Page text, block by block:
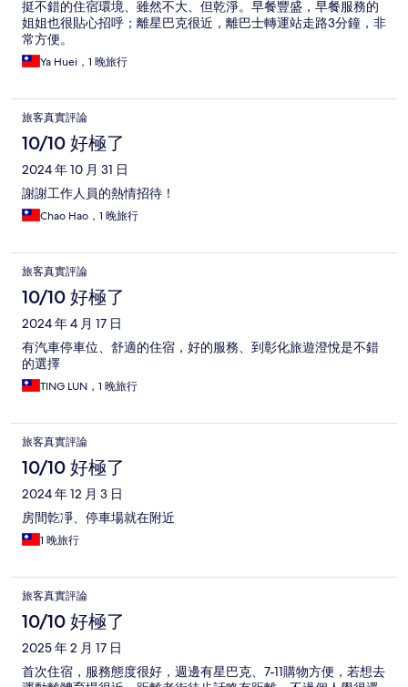
挺不錯的住宿環境、雖然不大、但乾淨。早餐豐盛，早餐服務的
姐姐也很貼心招呼；離星巴克很近，離巴士轉運站走路3分鐘，非
常方便。
Ya Huei，1 晚旅行
旅客真實評論
10/10 好極了
2024 年 10 月 31 日
謝謝工作人員的熱情招待！
Chao Hao，1 晚旅行
旅客真實評論
10/10 好極了
2024 年 4 月 17 日
有汽車停車位、舒適的住宿，好的服務、到彰化旅遊澄悅是不錯
的選擇
TING LUN，1 晚旅行
旅客真實評論
10/10 好極了
2024 年 12 月 3 日
房間亁凈、停車場就在附近
1 晚旅行
旅客真實評論
10/10 好極了
2025 年 2 月 17 日
首次住宿，服務態度很好，週邊有星巴克、7-11購物方便，若想去